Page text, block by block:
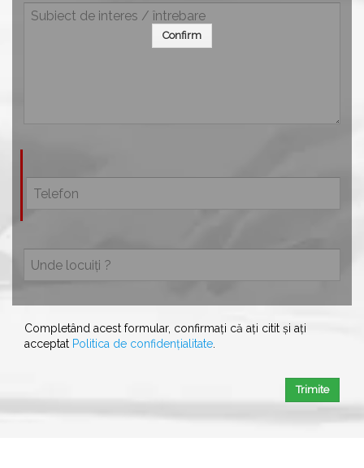
Confirm
Completând acest formular, confirmați că ați citit și ați
acceptat Politica de confidențialitate
Trimite